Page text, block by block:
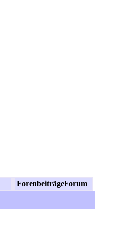
ForenbeiträgeForum